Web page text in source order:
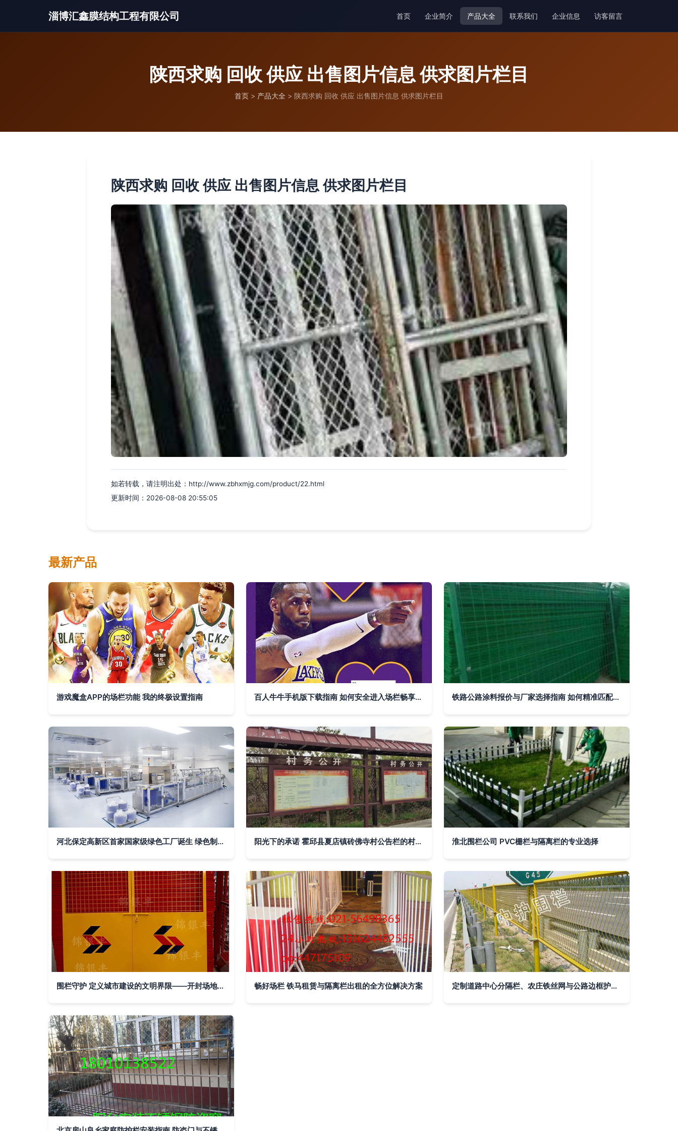
淄博汇鑫膜结构工程有限公司 首页 企业简介 产品大全 联系我们 企业信息 访客留言
陕西求购 回收 供应 出售图片信息 供求图片栏目
首页 > 产品大全 > 陕西求购 回收 供应 出售图片信息 供求图片栏目
陕西求购 回收 供应 出售图片信息 供求图片栏目
如若转载，请注明出处：http://www.zbhxmjg.com/product/22.html
更新时间：2026-08-08 20:55:05
最新产品
游戏魔盒APP的场栏功能 我的终极设置指南 百人牛牛手机版下载指南 如何安全进入场栏畅享游戏乐趣 铁路公路涂料报价与厂家选择指南 如何精准匹配场栏需求
河北保定高新区首家国家级绿色工厂诞生 绿色制造迈入新篇章 阳光下的承诺 霍邱县夏店镇砖佛寺村公告栏的村务公开纪实 淮北围栏公司 PVC栅栏与隔离栏的专业选择
围栏守护 定义城市建设的文明界限——开封场地栏生产商拓展新乡建筑工地护栏网合作纪实 畅好场栏 铁马租赁与隔离栏出租的全方位解决方案 定制道路中心分隔栏、农庄铁丝网与公路边框护栏网的选择与应用